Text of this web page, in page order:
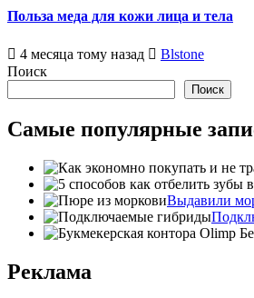
Польза меда для кожи лица и тела
4 месяца тому назад
Blstone
Поиск
Поиск
Самые популярные
Выдавили
Реклама